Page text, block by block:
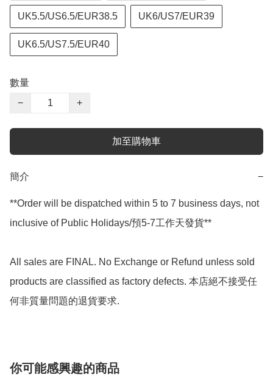
UK5.5/US6.5/EUR38.5 UK6/US7/EUR39
UK6.5/US7.5/EUR40
數量
−
+
加至購物車
簡介 −
**Order will be dispatched within 5 to 7 business days, not
inclusive of Public Holidays/預5-7工作天發貨**
All sales are FINAL. No Exchange or Refund unless sold
products are classified as factory defects. 本店絕不接受任
何非質量問題的退貨要求.
你可能感興趣的商品